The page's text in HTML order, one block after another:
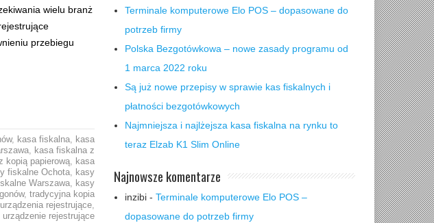
wielu branż
przebiegu
, kasa fiskalna,
kasa
,
kasa fiskalna z
kopią papierową,
kasa
fiskalne Ochota,
kasy
Warszawa,
kasy
, tradycyjna kopia
urządzenia rejestrujące,
urządzenie rejestrujące
Terminale komputerowe Elo POS – dopasowane do
potrzeb firmy
Polska Bezgotówkowa – nowe zasady programu od
1 marca 2022 roku
Są już nowe przepisy w sprawie kas fiskalnych i
płatności bezgotówkowych
Najmniejsza i najlżejsza kasa fiskalna na rynku to
teraz Elzab K1 Slim Online
Najnowsze komentarze
inzibi - Terminale komputerowe Elo POS –
dopasowane do potrzeb firmy